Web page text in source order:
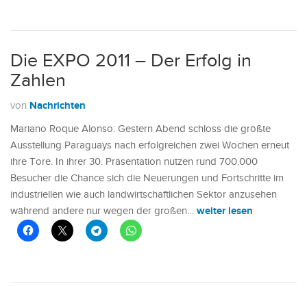
Die EXPO 2011 – Der Erfolg in
Zahlen
von Nachrichten
Mariano Roque Alonso: Gestern Abend schloss die größte
Ausstellung Paraguays nach erfolgreichen zwei Wochen erneut
ihre Tore. In ihrer 30. Präsentation nutzen rund 700.000
Besucher die Chance sich die Neuerungen und Fortschritte im
industriellen wie auch landwirtschaftlichen Sektor anzusehen
während andere nur wegen der großen… weiter lesen